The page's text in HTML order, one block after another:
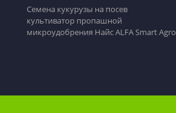
Семена кукурузы на посев
культиватор пропашной
микроудобрения Найс ALFA Smart Agro